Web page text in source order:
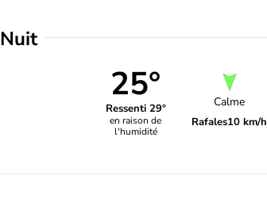
Nuit
25°
Ressenti 29°
en raison de
l'humidité
Calme
Rafales10 km/h